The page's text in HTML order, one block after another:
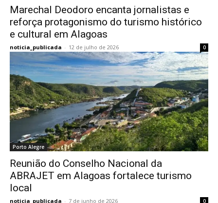
Marechal Deodoro encanta jornalistas e
reforça protagonismo do turismo histórico
e cultural em Alagoas
noticia_publicada - 12 de julho de 2026 0
Porto Alegre
Reunião do Conselho Nacional da
ABRAJET em Alagoas fortalece turismo
local
noticia_publicada - 7 de junho de 2026 0